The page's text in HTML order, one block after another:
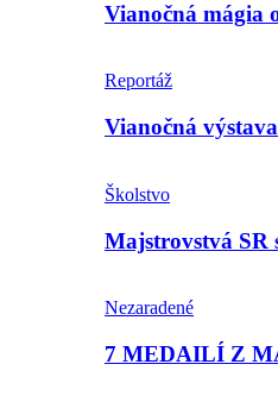
Vianočná mágia
Reportáž
Vianočná
Školstvo
Majstrovstvá SR
Nezaradené
7 MEDAILÍ Z